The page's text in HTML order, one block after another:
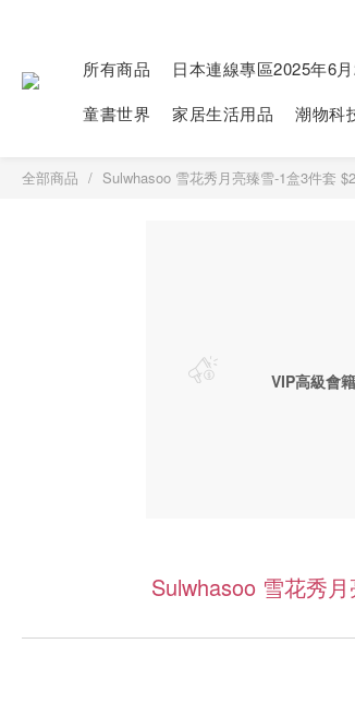
所有商品 日本連線專區2025年6
童書世界
家居生活用品 潮物科
全部商品 Sulwhasoo 雪花秀月亮臻雪-1盒3件套
VIP高級會籍
Sulwhasoo 雪花秀